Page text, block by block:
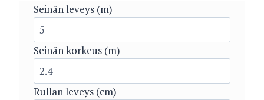
Seinän leveys (m)
Seinän korkeus (m)
Rullan leveys (cm)